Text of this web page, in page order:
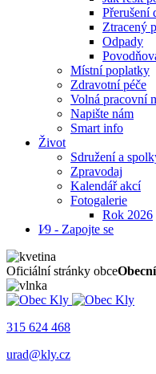
Přerušení
Ztracený
Odpady
Místní poplatky
Zdravotní péče
Volná pracovní
Napište nám
Smart info
Život
Sdružení a
Zpravodaj
Kalendář akcí
Fotogalerie
Rok 2026
I⁄9 - Zapojte se
Oficiální stránky obce
315 624 468
urad@kly.cz